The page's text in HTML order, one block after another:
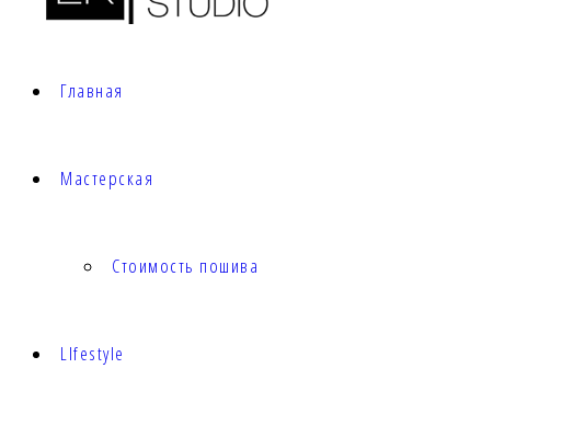
Главная
Мастерская
Стоимость пошива
LIfestyle